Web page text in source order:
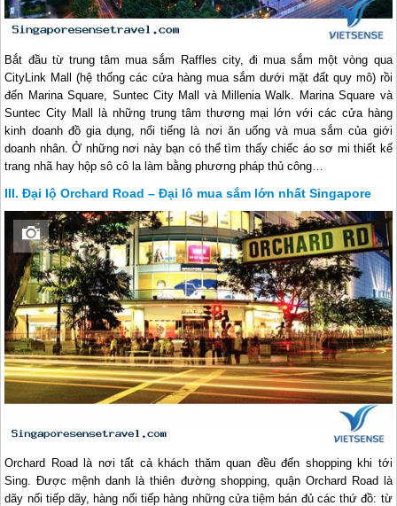
Bắt đầu từ trung tâm mua sắm Raffles city, đi mua sắm một vòng qua
CityLink Mall (hệ thống các cửa hàng mua sắm dưới mặt đất quy mô) rồi
đến Marina Square, Suntec City Mall và Millenia Walk. Marina Square và
Suntec City Mall là những trung tâm thương mại lớn với các cửa hàng
kinh doanh đồ gia dụng, nổi tiếng là nơi ăn uống và mua sắm của giới
doanh nhân. Ở những nơi này bạn có thể tìm thấy chiếc áo sơ mi thiết kế
trang nhã hay hộp sô cô la làm bằng phương pháp thủ công…
Đại lộ Orchard Road – Đại lô mua sắm lớn nhất Singapore
Orchard Road là nơi tất cả khách thăm quan đều đến shopping khi tới
Sing. Được mệnh danh là thiên đường shopping, quận Orchard Road là
dãy nối tiếp dãy, hàng nối tiếp hàng những cửa tiệm bán đủ các thứ đồ: từ